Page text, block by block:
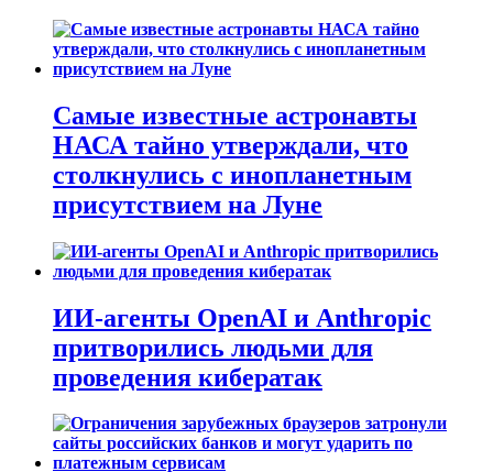
Самые известные астронавты
НАСА тайно утверждали, что
столкнулись с инопланетным
присутствием на Луне
ИИ-агенты OpenAI и Anthropic
притворились людьми для
проведения кибератак